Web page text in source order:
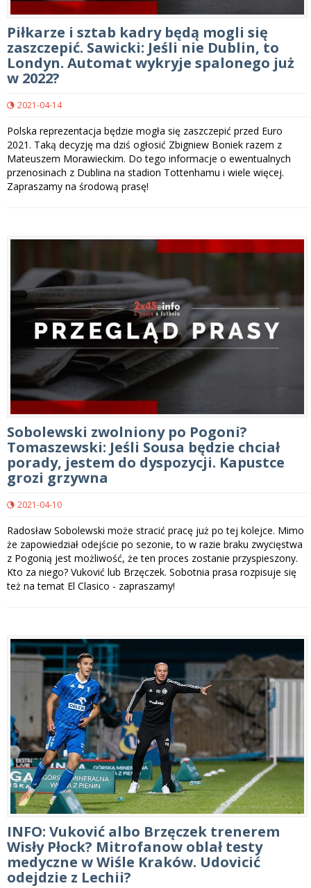
Piłkarze i sztab kadry będą mogli się
zaszczepić. Sawicki: Jeśli nie Dublin, to
Londyn. Automat wykryje spalonego już
w 2022?
2021-04-14
Polska reprezentacja będzie mogła się zaszczepić przed Euro
2021. Taką decyzję ma dziś ogłosić Zbigniew Boniek razem z
Mateuszem Morawieckim. Do tego informacje o ewentualnych
przenosinach z Dublina na stadion Tottenhamu i wiele więcej.
Zapraszamy na środową prasę!
Sobolewski zwolniony po Pogoni?
Tomaszewski: Jeśli Sousa będzie chciał
porady, jestem do dyspozycji. Kapustce
grozi grzywna
2021-04-10
Radosław Sobolewski może stracić pracę już po tej kolejce. Mimo
że zapowiedział odejście po sezonie, to w razie braku zwycięstwa
z Pogonią jest możliwość, że ten proces zostanie przyspieszony.
Kto za niego? Vuković lub Brzęczek. Sobotnia prasa rozpisuje się
też na temat El Clasico - zapraszamy!
INFO: Vuković albo Brzęczek trenerem
Wisły Płock? Mitrofanow oblał testy
medyczne w Wiśle Kraków. Udovicić
odejdzie z Lechii?